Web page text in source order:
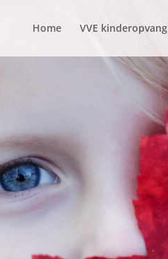
Home VVE kinderopvang